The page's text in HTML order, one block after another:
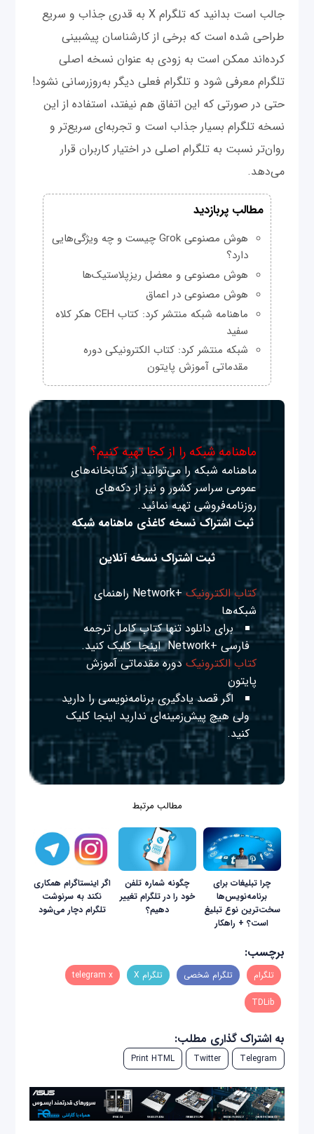
جالب است بدانید که تلگرام X به قدری جذاب و سریع
طراحی شده است که برخی از کارشناسان پیشبینی
کرده‌اند ممکن است به زودی به عنوان نسخه اصلی
تلگرام معرفی شود و تلگرام فعلی دیگر به‌روزرسانی نشود!
حتی در صورتی که این اتفاق هم نیفتد، استفاده از این
نسخه تلگرام بسیار جذاب است و تجربه‌ای سریع‌تر و
روان‌تر نسبت به تلگرام اصلی در اختیار کاربران قرار
می‌دهد.
مطالب پربازدید
هوش مصنوعی Grok چیست و چه ویژگی‌هایی
دارد؟
هوش مصنوعی و معضل ریزپلاستیک‌ها
هوش مصنوعی در اعماق
ماهنامه شبکه منتشر کرد: کتاب CEH هکر کلاه
سفید
شبکه منتشر کرد: کتاب الکترونیکی دوره
مقدماتی آموزش پایتون
ماهنامه شبکه را از کجا تهیه کنیم؟
ماهنامه شبکه را می‌توانید از کتابخانه‌های
عمومی سراسر کشور و نیز از دکه‌های
روزنامه‌فروشی تهیه نمائید.
ثبت اشتراک نسخه کاغذی ماهنامه شبکه
ثبت اشتراک نسخه آنلاین
کتاب الکترونیک
+Network راهنمای
شبکه‌ها
برای دانلود تنها کتاب کامل ترجمه
فارسی +Network
اینجا کلیک کنید.
کتاب الکترونیک دوره مقدماتی آموزش
پایتون
اگر قصد یادگیری برنامه‌نویسی را دارید
ولی هیچ پیش‌زمینه‌ای نداریداینجا کلیک
کنید.
مطالب مرتبط
چرا تبلیغات برای
برنامه‌نویس‌ها
سخت‌ترین نوع تبلیغ
است؟ + راهکار
چگونه شماره تلفن
خود را در تلگرام تغییر
دهیم؟
اگر اینستاگرام همکاری
نکند به سرنوشت
تلگرام دچار می‌شود
برچسب:
تلگرام تلگرام شخصی تلگرام X telegram x
TDLib
به اشتراک گذاری مطلب:
Telegram
Twitter
Print HTML